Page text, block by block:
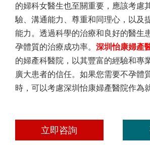
的婦科女醫生也至關重要，應該考慮
驗、溝通能力、尊重和同理心，以及
能力。透過科學的治療和良好的醫生
孕體質的治療成功率。 深圳怡康婦產
的婦產科醫院，以其豐富的經驗和專
廣大患者的信任。如果您需要不孕體
時，可以考慮深圳怡康婦產醫院作為
立即咨詢